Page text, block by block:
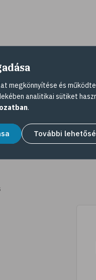
megkönnyítése és
analitikai sütiket
.
További